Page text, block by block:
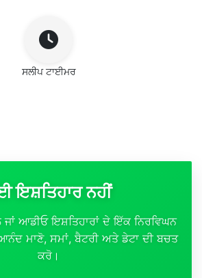
ਸਲੀਪ ਟਾਈਮਰ
ਇਸ਼ਤਿਹਾਰ ਨਹੀਂ
ਜਾਂ ਆਡੀਓ ਇਸ਼ਤਿਹਾਰਾਂ ਦੇ ਇੱਕ ਨਿਰਵਿਘਨ
ਮਾਣੋ, ਸਮਾਂ, ਬੈਟਰੀ ਅਤੇ ਡੇਟਾ ਦੀ ਬਚਤ
ਕਰੋ।